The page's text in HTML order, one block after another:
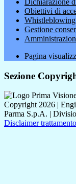
Dichiarazione
Obiettivi di
Whistleblowing
Gestione
Pagina
Sezione
Copyright 2026 |
Parma S.p.A. |
Disclaimer